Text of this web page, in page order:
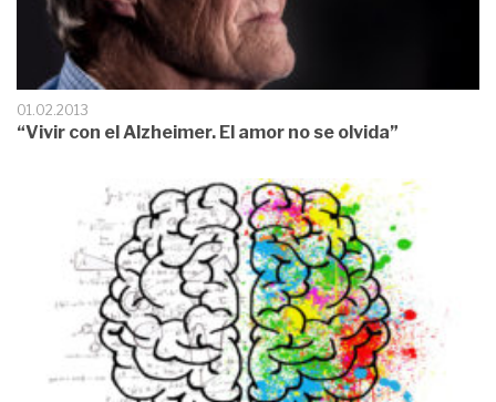
01.02.2013
“Vivir con el Alzheimer. El amor no se olvida”